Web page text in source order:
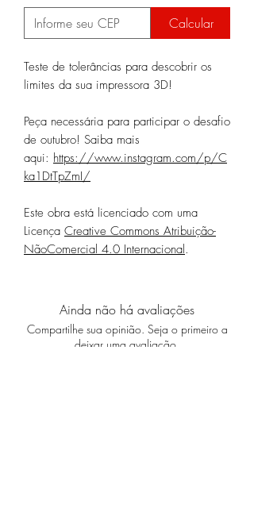
Calcular
Teste de tolerâncias para descobrir os
limites da sua impressora 3D!
Peça necessária para participar o desafio
de outubro! Saiba mais
aqui: https://www.instagram.com/p/C
ka1DtTpZmI/
Este obra está licenciado com uma
Licença Creative Commons Atribuição-
NãoComercial 4.0 Internacional.
Ainda não há avaliações
Compartilhe sua opinião. Seja o primeiro a
deixar uma avaliação.